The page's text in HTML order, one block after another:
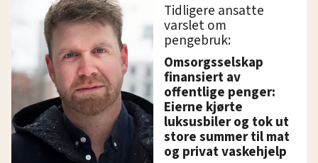
Tidligere ansatte
varslet om
pengebruk:
Omsorgsselskap
finansiert av
offentlige penger:
Eierne kjørte
luksusbiler og tok ut
store summer til mat
og privat vaskehjelp